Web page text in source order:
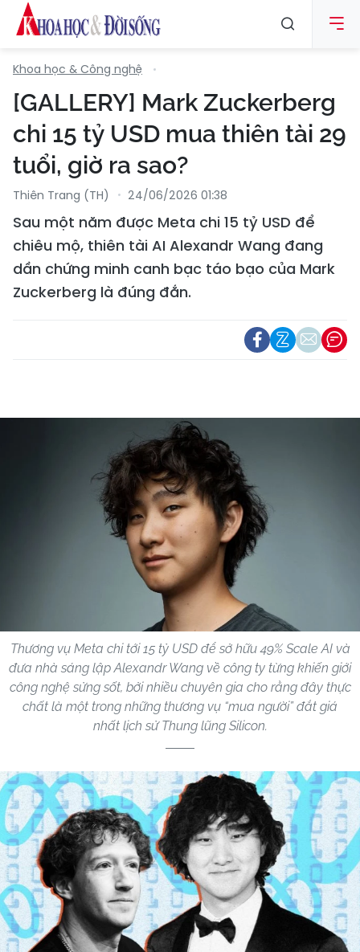
Khoa học & Công nghệ
[GALLERY] Mark Zuckerberg
chi 15 tỷ USD mua thiên tài 29
tuổi, giờ ra sao?
Thiên Trang (TH) 24/06/2026 01:38
Sau một năm được Meta chi 15 tỷ USD để
chiêu mộ, thiên tài AI Alexandr Wang đang
dần chứng minh canh bạc táo bạo của Mark
Zuckerberg là đúng đắn.
Thương vụ Meta chi tới 15 tỷ USD để sở hữu 49% Scale AI và
đưa nhà sáng lập Alexandr Wang về công ty từng khiến giới
công nghệ sửng sốt, bởi nhiều chuyên gia cho rằng đây thực
chất là một trong những thương vụ “mua người” đắt giá
nhất lịch sử Thung lũng Silicon.